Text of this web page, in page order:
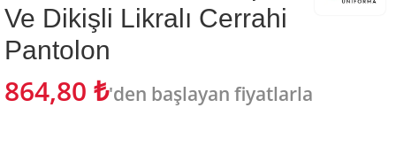
Ve Dikişli Likralı Cerrahi
Pantolon
864,80 ₺'den başlayan fiyatlarla